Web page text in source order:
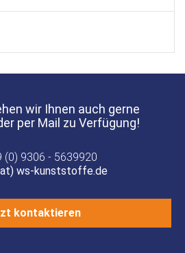
wir Ihnen auch gerne
per Mail zu Verfügung!
(0) 9306 - 5639920
ws-kunststoffe.de
kontaktieren